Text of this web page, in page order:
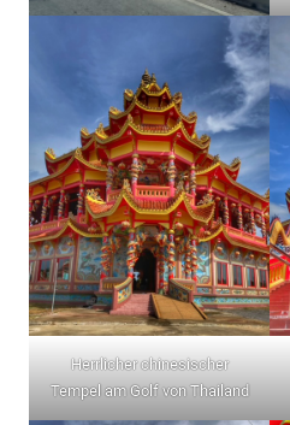
Herrlicher chinesischer
Tempel am Golf von Thailand